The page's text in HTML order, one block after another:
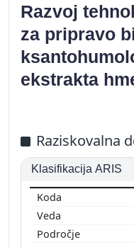
Razvoj
za pripravo
ekstrakta
Raziskovalna
Klasifikacija ARIS